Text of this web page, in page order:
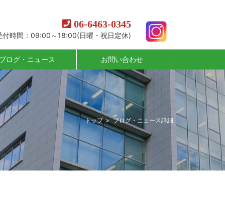
06-6463-0345
付時間：09:00～18:00(日曜・祝日定休)
ログ・ニュース お問い合わせ
トップ ブログ・ニュース詳細